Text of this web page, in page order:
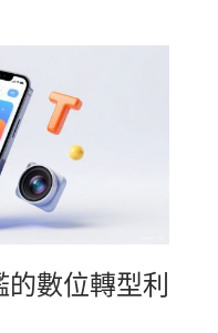
數位轉型利